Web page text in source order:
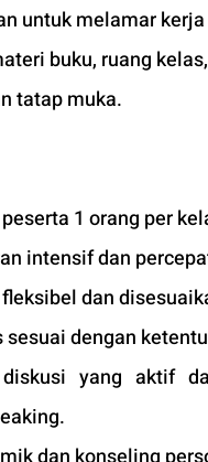
untuk melamar
buku, ruang
tatap muka.
1 orang per
intensif dan
dan
dengan
yang aktif